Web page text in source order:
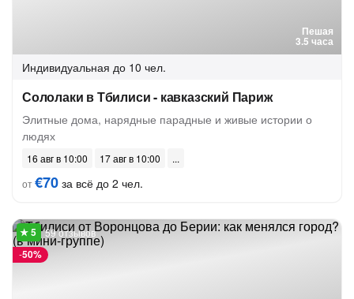
Пешая
3.5 часа
Индивидуальная до 10 чел.
Сололаки в Тбилиси - кавказский Париж
Элитные дома, нарядные парадные и живые истории о
людях
16 авг в 10:00
17 авг в 10:00
от€70 за всё до 2 чел.
-50%
59 отзывов